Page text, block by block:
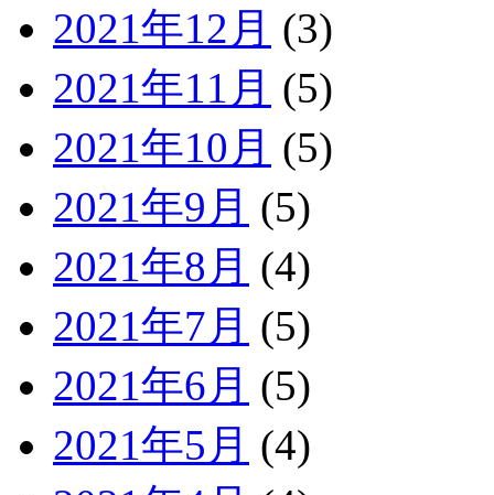
2021年12月 (3)
2021年11月 (5)
2021年10月 (5)
2021年9月 (5)
2021年8月 (4)
2021年7月 (5)
2021年6月 (5)
2021年5月 (4)